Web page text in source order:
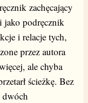
zachęcający
jako podręcznik
i relacje tych,
przez autora
ale chyba
ścieżkę. Bez
dwóch